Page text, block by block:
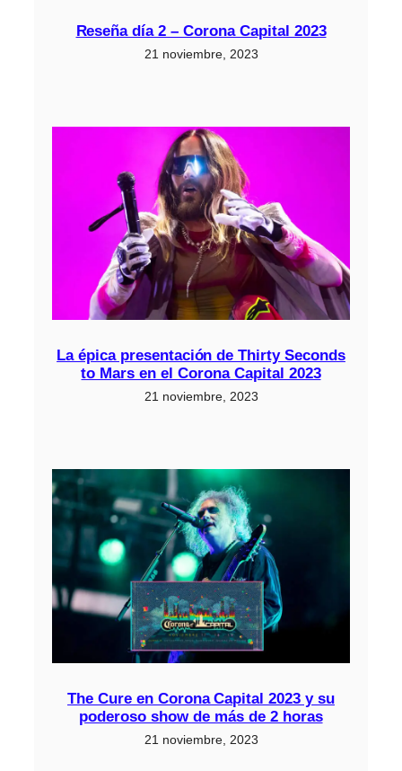
Reseña día 2 – Corona Capital 2023
21 noviembre, 2023
La épica presentación de Thirty Seconds
to Mars en el Corona Capital 2023
21 noviembre, 2023
The Cure en Corona Capital 2023 y su
poderoso show de más de 2 horas
21 noviembre, 2023